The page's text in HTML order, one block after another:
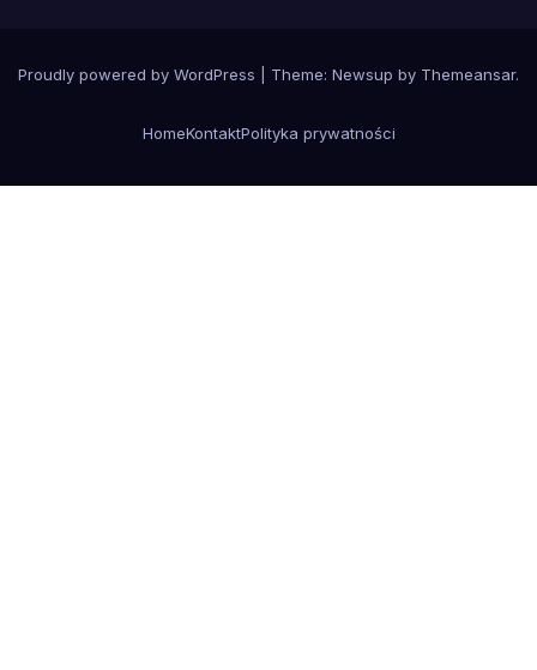
Proudly powered by WordPress Theme: Newsup by Themeansar.
HomeKontaktPolityka prywatności